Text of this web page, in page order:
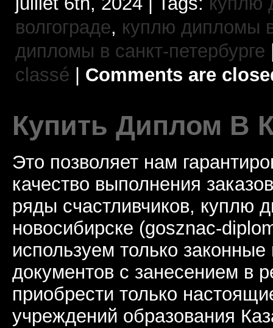
волгограде, куплю дипломы
дипломы в санкт-петербурге
classé
Comments are
Купить Диплом В
Это позволяет нам
качество выполнения
ряды счастливчиков, куплю
новосибирске (gosznac-
используем только
документов с занесением в
приобрести только
учреждений образования